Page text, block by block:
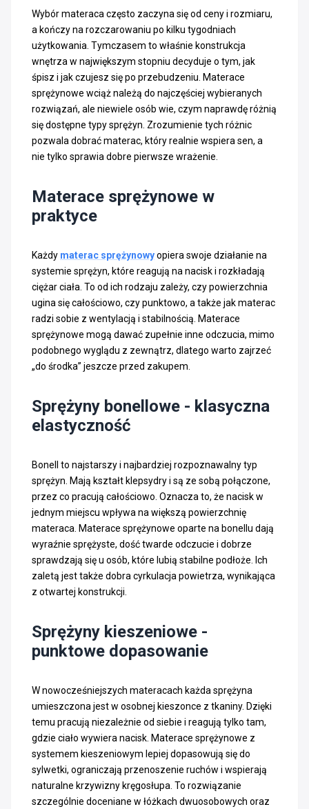
Wybór materaca często zaczyna się od ceny i rozmiaru,
a kończy na rozczarowaniu po kilku tygodniach
użytkowania. Tymczasem to właśnie konstrukcja
wnętrza w największym stopniu decyduje o tym, jak
śpisz i jak czujesz się po przebudzeniu. Materace
sprężynowe wciąż należą do najczęściej wybieranych
rozwiązań, ale niewiele osób wie, czym naprawdę różnią
się dostępne typy sprężyn. Zrozumienie tych różnic
pozwala dobrać materac, który realnie wspiera sen, a
nie tylko sprawia dobre pierwsze wrażenie.
Materace sprężynowe w
praktyce
Każdy materac sprężynowyopiera swoje działanie na
systemie sprężyn, które reagują na nacisk i rozkładają
ciężar ciała. To od ich rodzaju zależy, czy powierzchnia
ugina się całościowo, czy punktowo, a także jak materac
radzi sobie z wentylacją i stabilnością. Materace
sprężynowe mogą dawać zupełnie inne odczucia, mimo
podobnego wyglądu z zewnątrz, dlatego warto zajrzeć
„do środka” jeszcze przed zakupem.
Sprężyny bonellowe - klasyczna
elastyczność
Bonell to najstarszy i najbardziej rozpoznawalny typ
sprężyn. Mają kształt klepsydry i są ze sobą połączone,
przez co pracują całościowo. Oznacza to, że nacisk w
jednym miejscu wpływa na większą powierzchnię
materaca. Materace sprężynowe oparte na bonellu dają
wyraźnie sprężyste, dość twarde odczucie i dobrze
sprawdzają się u osób, które lubią stabilne podłoże. Ich
zaletą jest także dobra cyrkulacja powietrza, wynikająca
z otwartej konstrukcji.
Sprężyny kieszeniowe -
punktowe dopasowanie
W nowocześniejszych materacach każda sprężyna
umieszczona jest w osobnej kieszonce z tkaniny. Dzięki
temu pracują niezależnie od siebie i reagują tylko tam,
gdzie ciało wywiera nacisk. Materace sprężynowe z
systemem kieszeniowym lepiej dopasowują się do
sylwetki, ograniczają przenoszenie ruchów i wspierają
naturalne krzywizny kręgosłupa. To rozwiązanie
szczególnie doceniane w łóżkach dwuosobowych oraz